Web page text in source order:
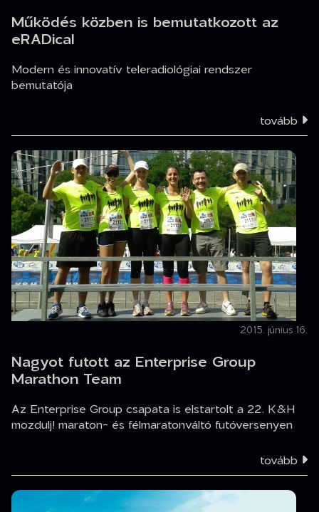
Működés közben is bemutatkozott az
eRADical
Modern és innovatív teleradiológiai rendszer
bemutatója
tovább
2015. június 16.
Nagyot futott az Enterprise Group
Marathon Team
Az Enterprise Group csapata is elstartolt a 22. K&H
mozdulj! maraton- és félmaratonváltó futóversenyen
tovább